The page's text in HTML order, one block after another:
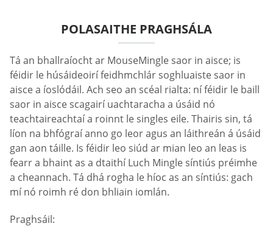
POLASAITHE PRAGHSÁLA
Tá an bhallraíocht ar MouseMingle saor in aisce; is
féidir le húsáideoirí feidhmchlár soghluaiste saor in
aisce a íoslódáil. Ach seo an scéal rialta: ní féidir le baill
saor in aisce scagairí uachtaracha a úsáid nó
teachtaireachtaí a roinnt le singles eile. Thairis sin, tá
líon na bhfógraí anno go leor agus an láithreán á úsáid
gan aon táille. Is féidir leo siúd ar mian leo an leas is
fearr a bhaint as a dtaithí Luch Mingle síntiús préimhe
a cheannach. Tá dhá rogha le híoc as an síntiús: gach
mí nó roimh ré don bhliain iomlán.
Praghsáil: